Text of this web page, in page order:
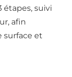
étapes, suivi
afin
surface et